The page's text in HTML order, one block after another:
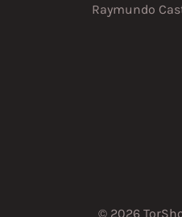
Raymundo
© 2026